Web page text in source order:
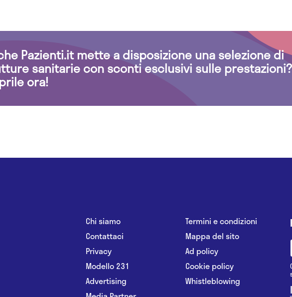
Pazienti.it mette a disposizione una selezione di
sanitarie con sconti esclusivi sulle prestazioni?
ora!
Chi siamo
Contattaci
Privacy
Modello 231
Advertising
Termini e condizioni
Mappa del sito
Ad policy
Cookie policy
Whistleblowing